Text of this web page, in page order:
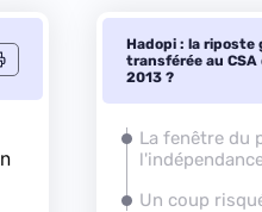
Hadopi : la riposte
transférée au
2013 ?
La fenêtre du
Un coup